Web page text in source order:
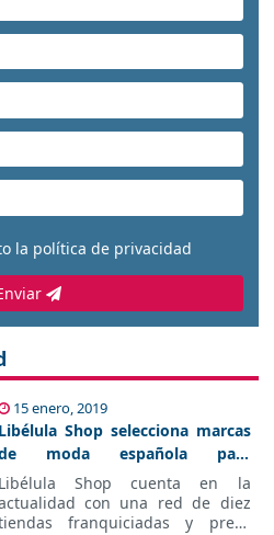
la política de privacidad
15 enero, 2019
Libélula Shop selecciona marcas
moda española para
incorporar a su red de tiendas
Libélula Shop cuenta en la
con una red de diez
franquiciadas y prevé